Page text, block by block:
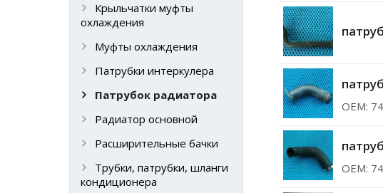
Крыльчатки муфты
охлаждения
Муфты охлаждения
Патрубки интеркулера
Патрубок радиатора
Радиатор основной
Расширительные бачки
Трубки, патрубки, шланги
кондиционера
ОЕМ:
ОЕМ: